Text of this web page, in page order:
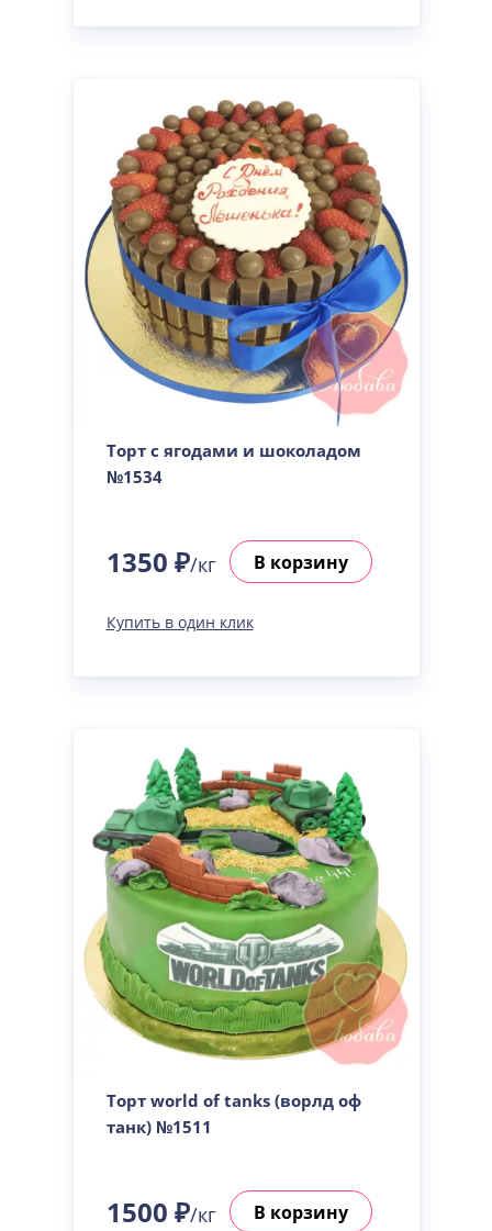
Торт с ягодами и шоколадом
№1534
1350 ₽/кг В корзину
Купить в один клик
Торт world of tanks (ворлд оф
танк) №1511
1500 ₽/кг В корзину